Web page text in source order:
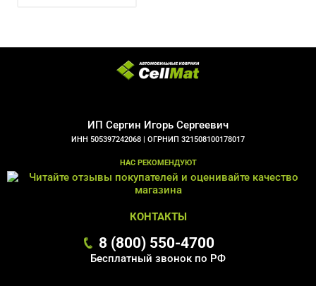
ИП Сергин Игорь Сергеевич
ИНН 505397242068 | ОГРНИП 321508100178017
НАС РЕКОМЕНДУЮТ
КОНТАКТЫ
8 (800) 550-4700
Бесплатный звонок по РФ